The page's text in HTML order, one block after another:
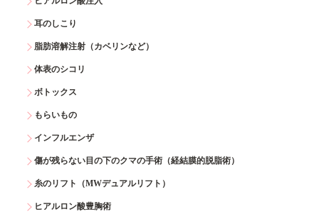
耳のしこり
脂肪溶解注射（カベリンなど）
体表のシコリ
ボトックス
もらいもの
インフルエンザ
傷が残らない目の下のクマの手術（経結膜的脱脂術）
糸のリフト（MWデュアルリフト）
ヒアルロン酸豊胸術